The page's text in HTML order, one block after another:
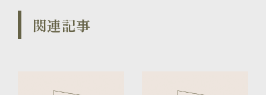
関連記事